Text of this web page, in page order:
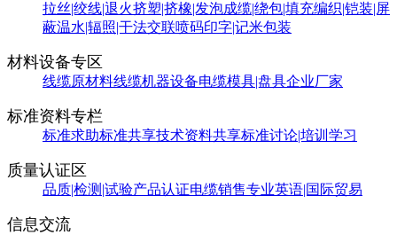
拉丝|绞线|退火挤塑|挤橡|发泡成缆|绕包|填充编织|铠装|屏
蔽温水|辐照|干法交联喷码印字|记米包装
材料设备专区
线缆原材料线缆机器设备电缆模具|盘具企业厂家
标准资料专栏
标准求助标准共享技术资料共享标准讨论|培训学习
质量认证区
品质|检测|试验产品认证电缆销售专业英语|国际贸易
信息交流